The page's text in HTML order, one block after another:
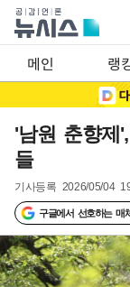
메인 랭
'남원 춘향제
들
기사등록 2026/05/04
구글에서 선호하는 매